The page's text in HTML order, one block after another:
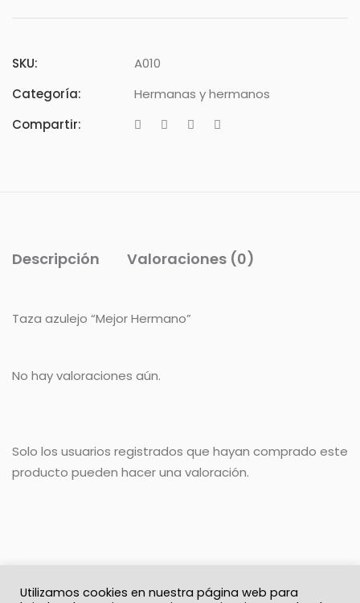
SKU:
A010
Categoría:
Hermanas y hermanos
Compartir:
Descripción Valoraciones (0)
Taza azulejo “Mejor Hermano”
No hay valoraciones aún.
Solo los usuarios registrados que hayan comprado este
producto pueden hacer una valoración.
Utilizamos cookies en nuestra página web para